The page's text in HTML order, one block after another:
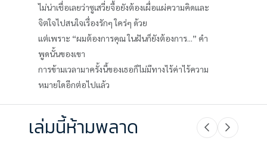
ไม่น่าเชื่อเลยว่าซูเสวี่ยจื้อยังต้องเผื่อแผ่ความคิดและ
จิตใจไปสนใจเรื่องรักๆ ใคร่ๆ ด้วย
แต่เพราะ “ผมต้องการคุณ ในฝันก็ยังต้องการ...” คำ
พูดนั้นของเขา
การข้ามเวลามาครั้งนี้ของเธอก็ไม่มีทางไร้ค่าไร้ความ
หมายใดอีกต่อไปแล้ว
เล่มนี้ห้ามพลาด